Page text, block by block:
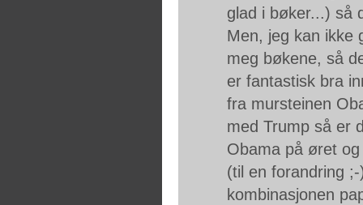
glad i bøker...) så
Men, jeg kan ikke
meg bøkene, så
er fantastisk bra
fra mursteinen
med Trump så er
Obama på øret
(til en forandring
kombinasjonen